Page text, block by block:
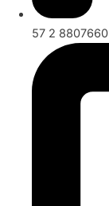
57 2 8807660